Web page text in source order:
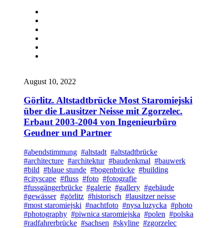
August 10, 2022
Görlitz. Altstadtbrücke Most Staromiejski
über die Lausitzer Neisse mit Zgorzelec.
Erbaut 2003-2004 von Ingenieurbüro
Geudner und Partner
#abendstimmung #altstadt #altstadtbrücke
#architecture #architektur #baudenkmal #bauwerk
#bild #blaue stunde #bogenbrücke #building
#cityscape #fluss #foto #fotografie
#fussgängerbrücke #galerie #gallery #gebäude
#gewässer #görlitz #historisch #lausitzer neisse
#most staromiejski #nachtfoto #nysa luzycka #photo
#photography #piwnica staromiejska #polen #polska
#radfahrerbrücke #sachsen #skyline #zgorzelec